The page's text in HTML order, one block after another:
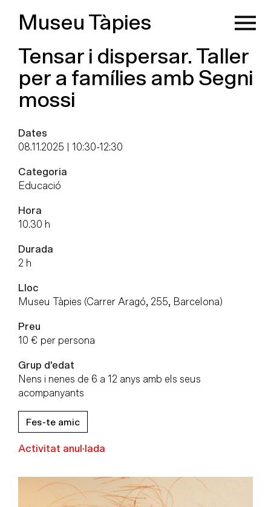
Museu Tàpies
Tensar i dispersar. Taller
per a famílies amb Segni
mossi
Dates
08.11.2025 | 10:30-12:30
Categoria
Educació
Hora
10.30 h
Durada
2 h
Lloc
Museu Tàpies (Carrer Aragó, 255, Barcelona)
Preu
10 € per persona
Grup d'edat
Nens i nenes de 6 a 12 anys amb els seus
acompanyants
Fes-te amic
Activitat anul·lada